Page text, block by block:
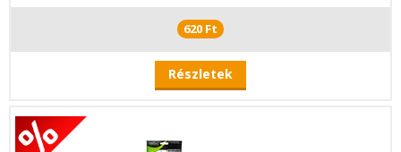
620 Ft
Részletek